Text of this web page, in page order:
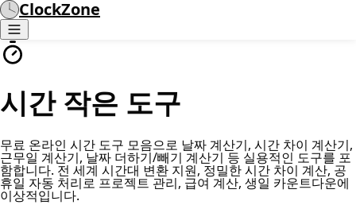
ClockZone
시간 작은 도구
무료 온라인 시간 도구 모음으로 날짜 계산기, 시간 차이 계산기,
근무일 계산기, 날짜 더하기/빼기 계산기 등 실용적인 도구를 포
함합니다. 전 세계 시간대 변환 지원, 정밀한 시간 차이 계산, 공
휴일 자동 처리로 프로젝트 관리, 급여 계산, 생일 카운트다운에
이상적입니다.